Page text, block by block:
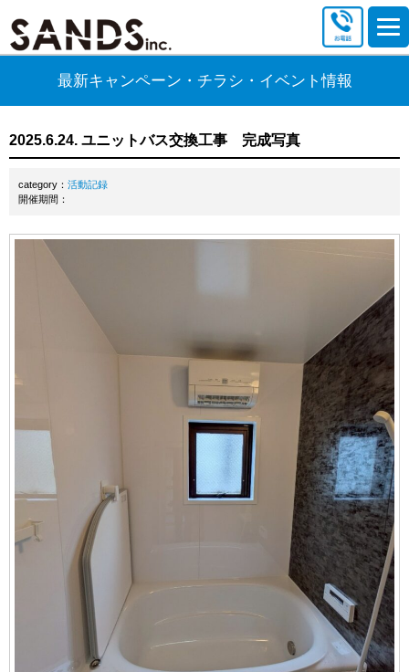
最新キャンペーン・チラシ・イベント情報
2025.6.24. ユニットバス交換工事 完成写真
category： 活動記録
開催期間：